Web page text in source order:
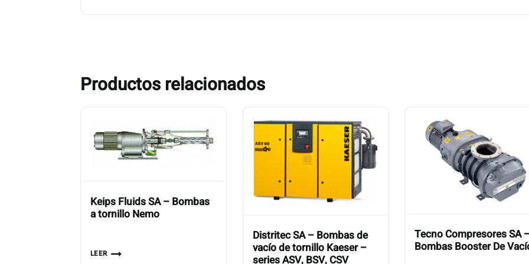
Productos relacionados
Keips Fluids SA – Bombas
a tornillo Nemo
LEER
Distritec SA – Bombas de
vacío de tornillo Kaeser –
series ASV, BSV, CSV
Tecno Compresores SA
Bombas Booster De